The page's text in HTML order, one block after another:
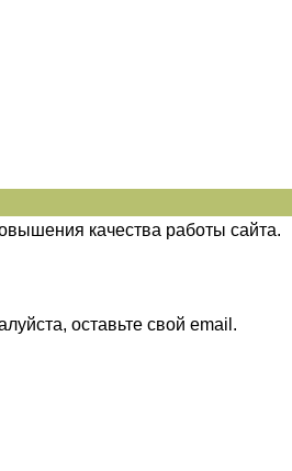
качества работы сайта.
оставьте свой email.